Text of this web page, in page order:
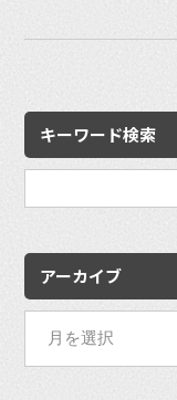
キーワード検索
アーカイブ